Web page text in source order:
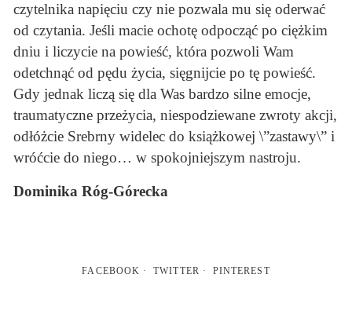
czytelnika napięciu czy nie pozwala mu się oderwać
od czytania. Jeśli macie ochotę odpocząć po ciężkim
dniu i liczycie na powieść, która pozwoli Wam
odetchnąć od pędu życia, sięgnijcie po tę powieść.
Gdy jednak liczą się dla Was bardzo silne emocje,
traumatyczne przeżycia, niespodziewane zwroty akcji,
odłóżcie Srebrny widelec do książkowej \”zastawy\” i
wróćcie do niego… w spokojniejszym nastroju.
Dominika Róg-Górecka
FACEBOOK TWITTER PINTEREST